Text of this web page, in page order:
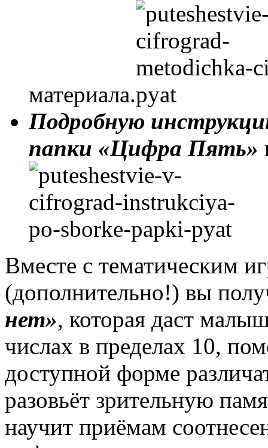
материала.
Подробную
папки «Цифра Пять»
Вместе с тематическим
(дополнительно!) вы
нет», которая даст
числах в пределах 10,
доступной форме
разовьёт зрительную
научит приёмам